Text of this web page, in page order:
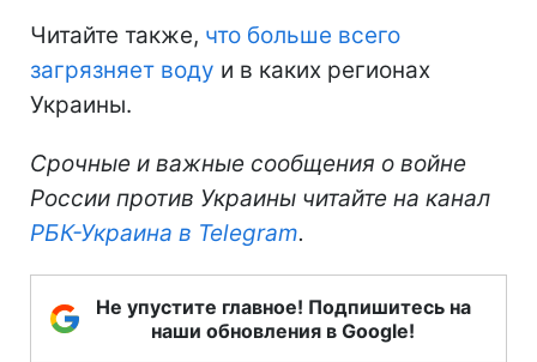
Читайте также, что больше всего
загрязняет воду и в каких регионах
Украины.
Срочные и важные сообщения о войне
России против Украины читайте на канал
РБК-Украина в Telegram.
Не упустите главное! Подпишитесь на
наши обновления в Google!